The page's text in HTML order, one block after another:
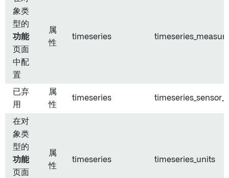
象类
型的
功能
页面
中配
置
属
性
timeseries
已弃
用
属
性
timeseries
在对
象类
型的
功能
页面
属
性
timeseries timeseries_units